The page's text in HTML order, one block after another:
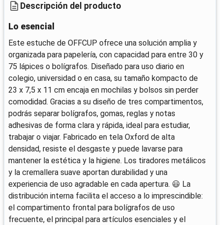
Descripción del producto
Lo esencial
Este estuche de OFFCUP ofrece una solución amplia y
organizada para papelería, con capacidad para entre 30 y
75 lápices o bolígrafos. Diseñado para uso diario en
colegio, universidad o en casa, su tamaño kompacto de
23 x 7,5 x 11 cm encaja en mochilas y bolsos sin perder
comodidad. Gracias a su diseño de tres compartimentos,
podrás separar bolígrafos, gomas, reglas y notas
adhesivas de forma clara y rápida, ideal para estudiar,
trabajar o viajar. Fabricado en tela Oxford de alta
densidad, resiste el desgaste y puede lavarse para
mantener la estética y la higiene. Los tiradores metálicos
y la cremallera suave aportan durabilidad y una
experiencia de uso agradable en cada apertura. 😃 La
distribución interna facilita el acceso a lo imprescindible:
el compartimento frontal para bolígrafos de uso
frecuente, el principal para artículos esenciales y el